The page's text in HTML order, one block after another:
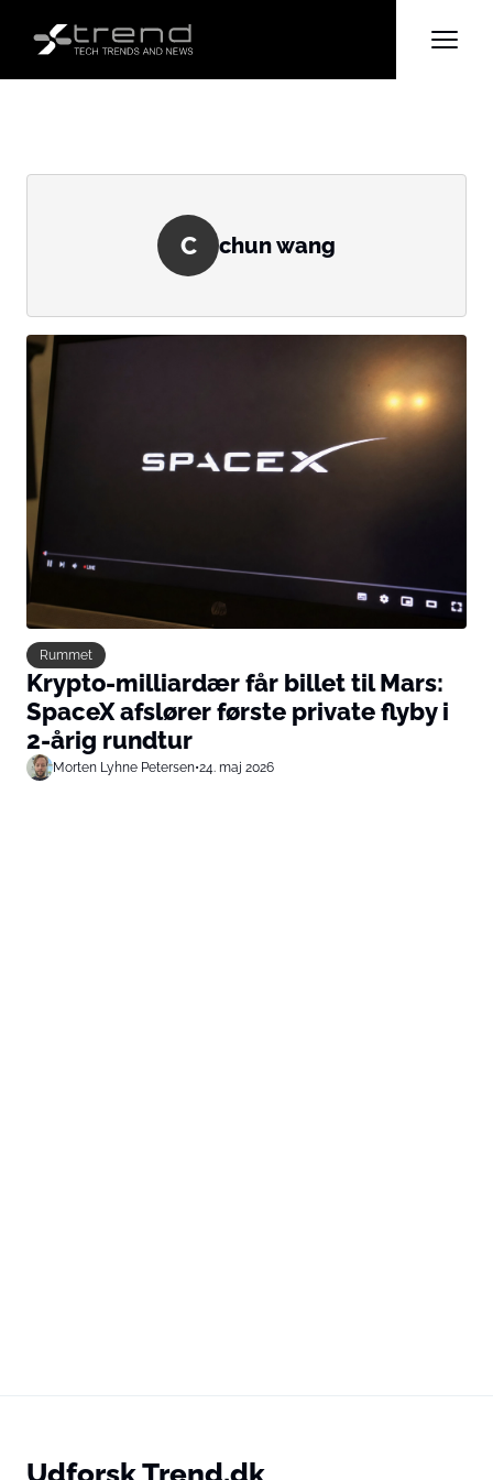
C chun wang
Rummet
Krypto-milliardær får billet til Mars:
SpaceX afslører første private flyby i
2-årig rundtur
Morten Lyhne Petersen•24. maj 2026
Udforsk Trend.dk